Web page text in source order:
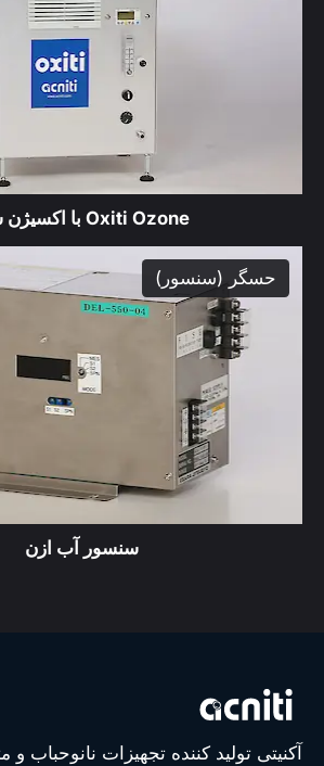
Oxiti Ozone با اکسیژن ساز
حسگر (سنسور) product
سنسور آب ازن
آکنیتی تولید کننده تجهیزات نانوحباب و